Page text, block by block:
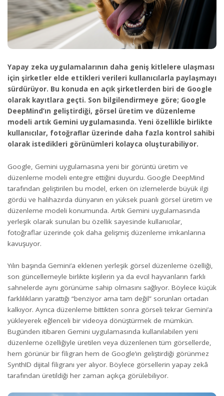
Yapay zeka uygulamalarının daha geniş kitlelere ulaşması
için şirketler elde ettikleri verileri kullanıcılarla paylaşmayı
sürdürüyor. Bu konuda en açık şirketlerden biri de Google
olarak kayıtlara geçti. Son bilgilendirmeye göre; Google
DeepMind’ın geliştirdiği, görsel üretim ve düzenleme
modeli artık Gemini uygulamasında. Yeni özellikle birlikte
kullanıcılar, fotoğraflar üzerinde daha fazla kontrol sahibi
olarak istedikleri görünümleri kolayca oluşturabiliyor.
Google, Gemini uygulamasına yeni bir görüntü üretim ve
düzenleme modeli entegre ettiğini duyurdu. Google DeepMind
tarafından geliştirilen bu model, erken ön izlemelerde büyük ilgi
gördü ve halihazırda dünyanın en yüksek puanlı görsel üretim ve
düzenleme modeli konumunda. Artık Gemini uygulamasında
yerleşik olarak sunulan bu özellik sayesinde kullanıcılar,
fotoğraflar üzerinde çok daha gelişmiş düzenleme imkanlarına
kavuşuyor.
Yılın başında Gemini’a eklenen yerleşik görsel düzenleme özelliği,
son güncellemeyle birlikte kişilerin ya da evcil hayvanların farklı
sahnelerde aynı görünüme sahip olmasını sağlıyor. Böylece küçük
farklılıkların yarattığı “benziyor ama tam değil” sorunları ortadan
kalkıyor. Ayrıca düzenleme bittikten sonra görseli tekrar Gemini’a
yükleyerek eğlenceli bir videoya dönüştürmek de mümkün.
Bugünden itibaren Gemini uygulamasında kullanılabilen yeni
düzenleme özelliğiyle üretilen veya düzenlenen tüm görsellerde,
hem görünür bir filigran hem de Google’ın geliştirdiği görünmez
SynthID dijital filigranı yer alıyor. Böylece görsellerin yapay zekâ
tarafından üretildiği her zaman açıkça görülebiliyor.